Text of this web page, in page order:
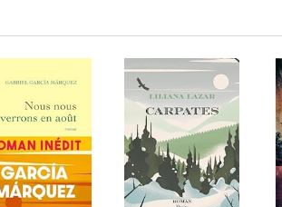
LA SUITE LIRE LA SUITE